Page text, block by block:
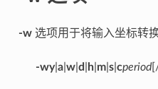
-w选项用于将输入坐标转
-wy|a| w| d h| m| s| cperiod